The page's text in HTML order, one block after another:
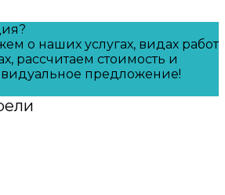
о наших услугах, видах работ
рассчитаем стоимость и
предложение!